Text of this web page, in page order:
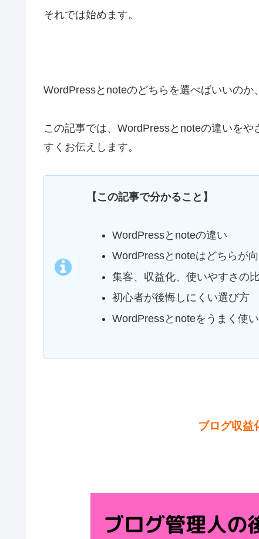
それでは始めます。
WordPressとnoteのどちらを選べばいいのか
この記事では、WordPressとnoteの違いを
すくお伝えします。
【この記事で分かること】
WordPressとnoteの違い
WordPressとnoteはどちらが
集客、収益化、使いやすさの
初心者が後悔しにくい選び方
WordPressとnoteをうまく使
ブログ収益